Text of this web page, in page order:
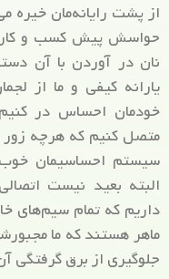
از پشت رایانه‌مان
حواسش پیش کسب و
نان در آوردن با آن
یارانه کیفی و ما از
خودمان احساس در
متصل کنیم که هرچه
سیستم احساسیمان خوب
البته بعید نیست
داریم که تمام سیم‌های
ماهر هستند که ما
جلوگیری از برق گرفتگی‌